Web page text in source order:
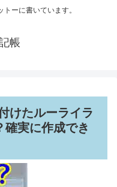
ーに書いています。
帳
けたルーライラ
確実に作成でき